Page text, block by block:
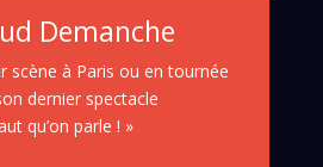
Demanche
scène à Paris ou en tournée
dernier spectacle
qu’on parle ! »